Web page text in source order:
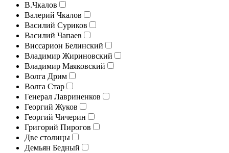
В.Чкалов
Валерий Чкалов
Василий Суриков
Василий Чапаев
Виссарион Белинский
Владимир Жириновский
Владимир Маяковский
Волга Дрим
Волга Стар
Генерал Лавриненков
Георгий Жуков
Георгий Чичерин
Григорий Пирогов
Две столицы
Демьян Бедный